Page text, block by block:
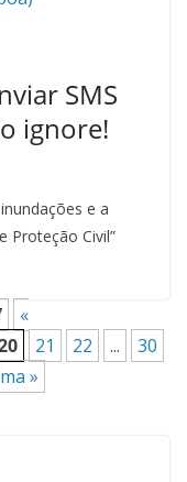
SMS
ignore!
e a
Proteção Civil”
«
21 22 ...
30
»